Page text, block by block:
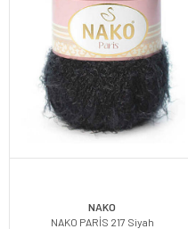
NAKO
NAKO PARİS 217 Siyah